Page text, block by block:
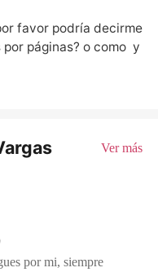
favor podría decirme
páginas? o como  y
Ver más
por mi, siempre